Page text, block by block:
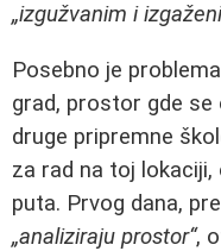
„izgužvanim i
Posebno je
grad, prostor gde se
druge pripremne
za rad na toj
puta. Prvog dana,
„analiziraju prostor“,